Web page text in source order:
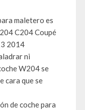
maletero es
C204 Coupé
2014
ni
W204 se
cara que se
de coche para